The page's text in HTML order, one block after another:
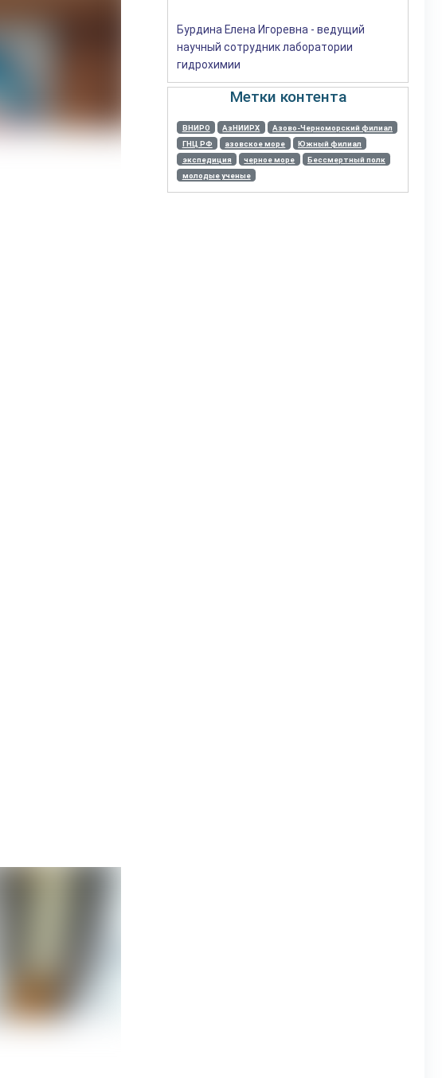
Бурдина Елена Игоревна - ведущий
научный сотрудник лаборатории
гидрохимии
Метки контента
ВНИРО АзНИИРХ
Азово-Черноморский филиал
ГНЦ РФ
азовское море
Южный филиал
экспедиция
черное море
Бессмертный полк
молодые ученые